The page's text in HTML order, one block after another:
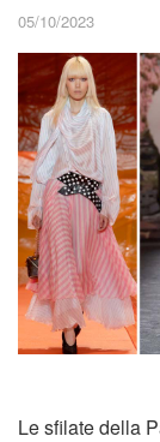
05/10/2023
Le sfilate della